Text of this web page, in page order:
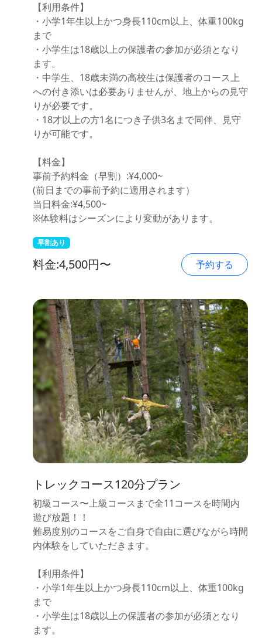
【利用条件】
・小学1年生以上かつ身長110cm以上、体重100kg
まで
・小学生は18歳以上の保護者の参加が必須となり
ます。
・中学生、18歳未満の高校生は保護者のコース上
への付き添いは必要ありませんが、地上からの見守
りが必要です。
・18才以上の方1名につき子供3名まで同伴、見守
りが可能です。
【料金】
事前予約料金（早割）:¥4,000~
(前日までの事前予約に適用されます）
当日料金:¥4,500~
※体験料はシーズンにより変動があります。
早割あり
料金:4,500円〜 予約する
トレックコース120分プラン
初級コース〜上級コースまで全11コースを時間内
遊び放題！！
難易度別のコースをご自身で自由に選びながら時間
内体験をしていただきます。
【利用条件】
・小学1年生以上かつ身長110cm以上、体重100kg
まで
・小学生は18歳以上の保護者の参加が必須となり
ます。